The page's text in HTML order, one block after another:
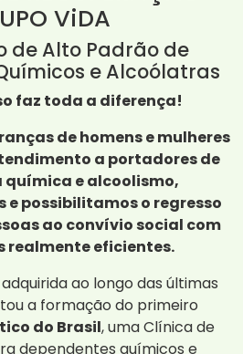
ViDA
de Alto Padrão de
e Alcoólatras
faz toda a diferença!
de homens e mulheres
a portadores de
química e alcoolismo,
e possibilitamos o regresso
ao convívio social com
eficientes.
ao longo das últimas
a formação do primeiro
do Brasil, uma Clínica de
dependentes químicos e